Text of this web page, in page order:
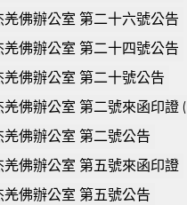
佛辦公室 第二十六號公告
佛辦公室 第二十四號公告
佛辦公室 第二十號公告
佛辦公室 第二號來函印證 (
佛辦公室 第二號公告
羌佛辦公室 第五號來函印證
佛辦公室 第五號公告